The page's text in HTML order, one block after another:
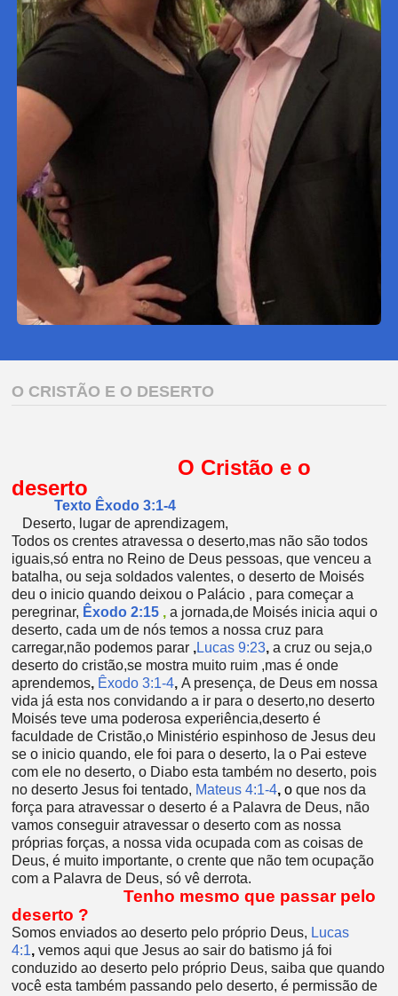
O CRISTÃO E O DESERTO
O Cristão e o
deserto
Texto Êxodo 3:1-4
Deserto, lugar de aprendizagem,
Todos os crentes atravessa o deserto,mas não são todos
iguais,só entra no Reino de Deus pessoas, que venceu a
batalha, ou seja soldados valentes, o deserto de Moisés
deu o inicio quando deixou o Palácio , para começar a
peregrinar, Êxodo 2:15 ,a jornada,de Moisés inicia aqui o
deserto, cada um de nós temos a nossa cruz para
carregar,não podemos parar ,Lucas 9:23, a cruz ou seja,o
deserto do cristão,se mostra muito ruim ,mas é onde
aprendemos, Êxodo 3:1-4, A presença, de Deus em nossa
vida já esta nos convidando a ir para o deserto,no deserto
Moisés teve uma poderosa experiência,deserto é
faculdade de Cristão,o Ministério espinhoso de Jesus deu
se o inicio quando, ele foi para o deserto, la o Pai esteve
com ele no deserto, o Diabo esta também no deserto, pois
no deserto Jesus foi tentado, Mateus 4:1-4,o que nos da
força para atravessar o deserto é a Palavra de Deus, não
vamos conseguir atravessar o deserto com as nossa
próprias forças, a nossa vida ocupada com as coisas de
Deus, é muito importante, o crente que não tem ocupação
com a Palavra de Deus, só vê derrota.
Tenho mesmo que passar pelo
deserto ?
Somos enviados ao deserto pelo próprio Deus, Lucas
4:1, vemos aqui que Jesus ao sair do batismo já foi
conduzido ao deserto pelo próprio Deus, saiba que quando
você esta também passando pelo deserto, é permissão de